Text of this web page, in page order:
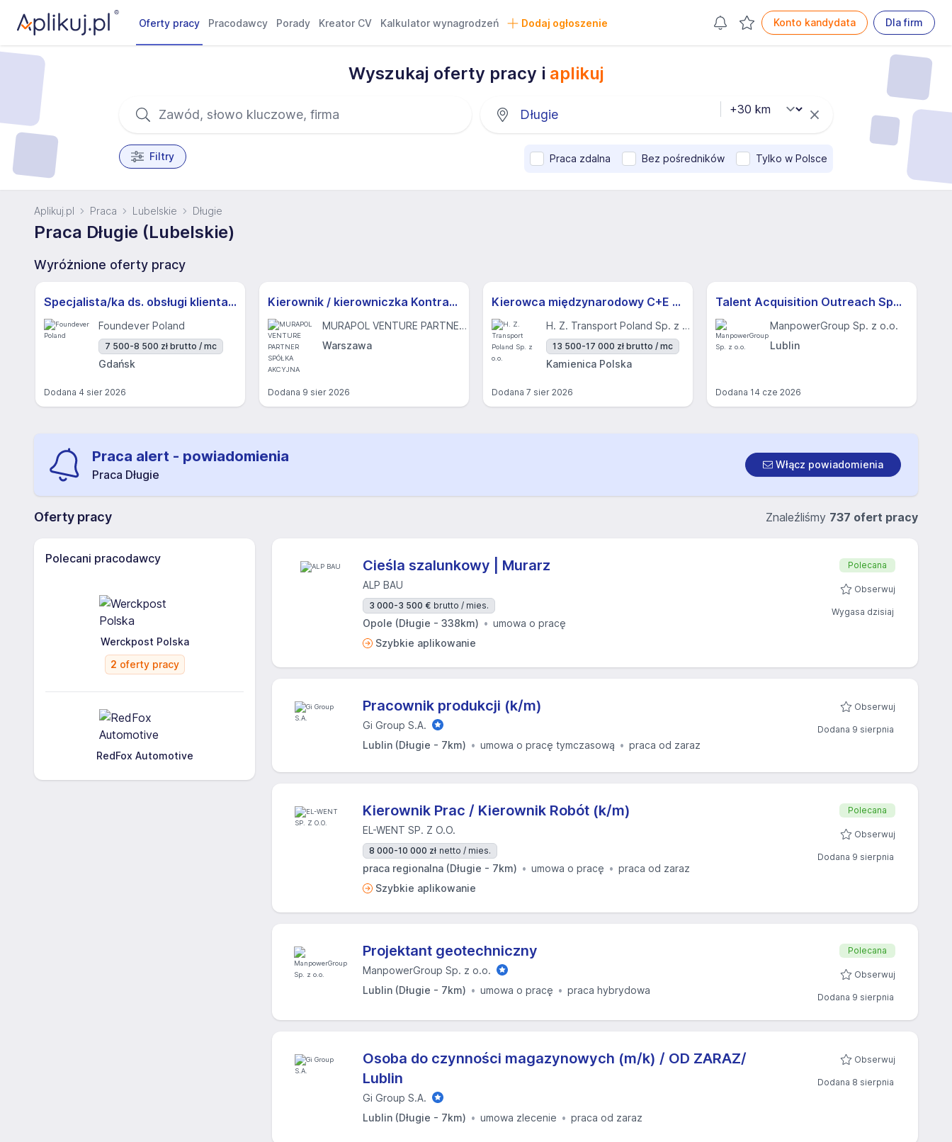
Oferty pracy Pracodawcy Porady Kreator CV Kalkulator wynagrodzeń Dodaj ogłoszenie Konto kandydata Dla firm
Wyszukaj oferty pracy i aplikuj
Filtry Praca zdalna Bez pośredników Tylko w Polsce
Aplikuj.pl Praca Lubelskie Długie
Praca Długie (Lubelskie)
Wyróżnione oferty pracy
Specjalista/ka ds. obsługi klienta z j.niemieckim
Foundever Poland
7 500-8 500 zł brutto / mc
Gdańsk
Dodana 4 sier 2026
Kierownik / kierowniczka Kontraktu
MURAPOL VENTURE PARTNER SPÓŁKA AKCYJNA
Warszawa
Dodana 9 sier 2026
Kierowca międzynarodowy C+E (K/M)
H. Z. Transport Poland Sp. z o.o.
13 500-17 000 zł brutto / mc
Kamienica Polska
Dodana 7 sier 2026
Talent Acquisition Outreach Specialist (M/K)
ManpowerGroup Sp. z o.o.
Lublin
Dodana 14 cze 2026
Praca alert - powiadomienia
Praca Długie
Włącz powiadomienia
Oferty pracy Znaleźliśmy 737 ofert pracy
Polecani pracodawcy
Werckpost Polska
2 oferty pracy
RedFox Automotive
Cieśla szalunkowy | Murarz
ALP BAU
3 000-3 500 € brutto / mies.
Opole (Długie - 338km)
umowa o pracę
Szybkie aplikowanie
Polecana
Obserwuj
Wygasa dzisiaj
Pracownik produkcji (k/m)
Gi Group S.A.
Lublin (Długie - 7km)
umowa o pracę tymczasową praca od zaraz
Obserwuj
Dodana 9 sierpnia
Kierownik Prac / Kierownik Robót (k/m)
EL-WENT SP. Z O.O.
8 000-10 000 zł netto / mies.
praca regionalna (Długie - 7km) umowa o pracę
praca od zaraz
Szybkie aplikowanie
Polecana
Obserwuj
Dodana 9 sierpnia
Projektant geotechniczny
ManpowerGroup Sp. z o.o.
Lublin (Długie - 7km)
umowa o pracę praca hybrydowa
Polecana
Obserwuj
Dodana 9 sierpnia
Osoba do czynności magazynowych (m/k) / OD ZARAZ/
Lublin
Gi Group S.A.
Lublin (Długie - 7km)
umowa zlecenie praca od zaraz
Obserwuj
Dodana 8 sierpnia